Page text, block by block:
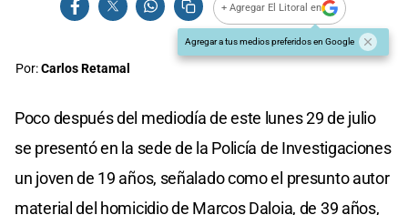
+ Agregar El Litoral en
Agregar a tus medios preferidos en Google
Por:Carlos Retamal
Poco después del mediodía de este lunes 29 de julio
se presentó en la sede de la Policía de Investigaciones
un joven de 19 años, señalado como el presunto autor
material del homicidio de Marcos Daloia, de 39 años,